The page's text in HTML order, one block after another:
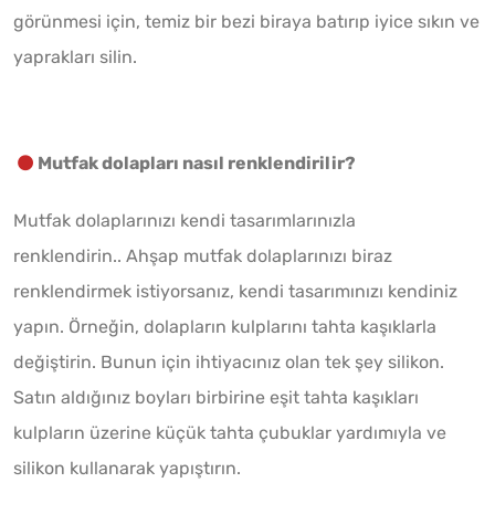
görünmesi için, temiz bir bezi biraya batırıp iyice sıkın ve
yaprakları silin.
Mutfak dolapları nasıl renklendirilir?
Mutfak dolaplarınızı kendi tasarımlarınızla
renklendirin.. Ahşap mutfak dolaplarınızı biraz
renklendirmek istiyorsanız, kendi tasarımınızı kendiniz
yapın. Örneğin, dolapların kulplarını tahta kaşıklarla
değiştirin. Bunun için ihtiyacınız olan tek şey silikon.
Satın aldığınız boyları birbirine eşit tahta kaşıkları
kulpların üzerine küçük tahta çubuklar yardımıyla ve
silikon kullanarak yapıştırın.